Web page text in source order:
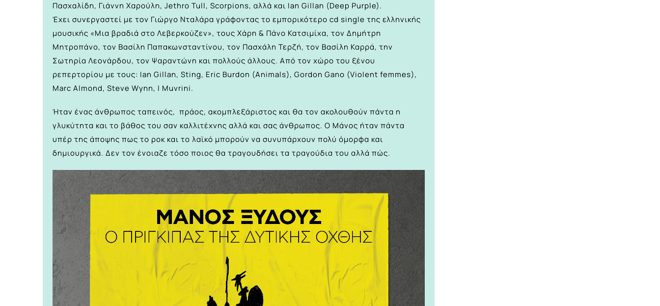
Πασχαλίδη, Γιάννη Χαρούλη, Jethro Tull, Scorpions, αλλά και Ian Gillan (Deep Purple).
Έχει συνεργαστεί με τον Γιώργο Νταλάρα γράφοντας το εμπορικότερο cd single της ελληνικής
μουσικής «Μια βραδιά στο Λεβερκούζεν», τους Χάρη & Πάνο Κατσιμίχα, τον Δημήτρη
Μητροπάνο, τον Βασίλη Παπακωνσταντίνου, τον Πασχάλη Τερζή, τον Βασίλη Καρρά, την
Σωτηρία Λεονάρδου, τον Ψαραντώνη και πολλούς άλλους. Από τον χώρο του ξένου
ρεπερτορίου με τους: Ian Gillan, Sting, Eric Burdon (Animals), Gordon Gano (Violent femmes),
Marc Almond, Steve Wynn, I Muvrini.
Ήταν ένας άνθρωπος ταπεινός, πράος, ακομπλεξάριστος και θα τον ακολουθούν πάντα η
γλυκύτητα και το βάθος του σαν καλλιτέχνης αλλά και σας άνθρωπος. Ο Μάνος ήταν πάντα
υπέρ της άποψης πως το ροκ και το λαϊκό μπορούν να συνυπάρχουν πολύ όμορφα και
δημιουργικά. Δεν τον ένοιαζε τόσο ποιος θα τραγουδήσει τα τραγούδια του αλλά πώς.